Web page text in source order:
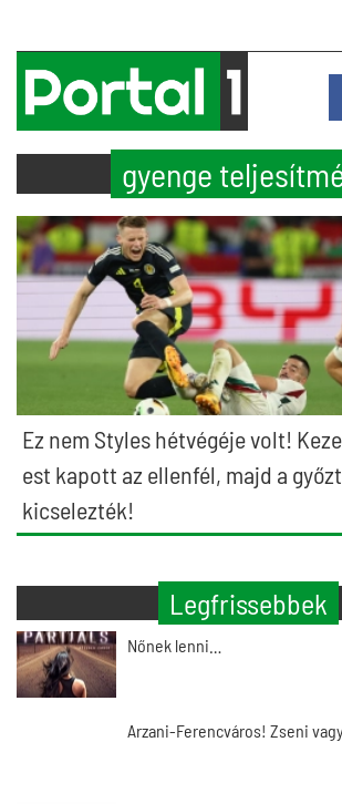
gyenge
Ez nem Styles hétvégéje volt!
est kapott az ellenfél, majd a
kicselezték!
Legfrissebbek
Nőnek lenni…
Arzani-Ferencváros! Zseni